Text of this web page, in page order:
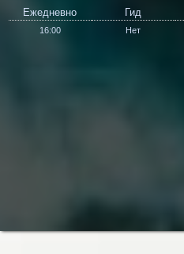
Ежедневно
16:00
Гид
Нет